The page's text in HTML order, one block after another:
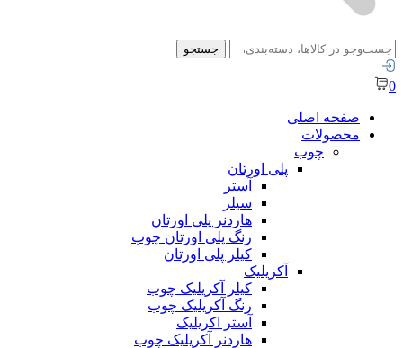
جستجو
برای:
جستجو
0
صفحه اصلی
محصولات
چوب
پلی اورتان
آستر
سیلر
هاردنر پلی اورتان
رنگ پلی اورتان چوب
کیلر پلی اورتان
آکریلیک
کیلر آکریلیک چوب
رنگ آکریلیک چوب
آستر اکریلیک
هاردنر آکریلیک چوب